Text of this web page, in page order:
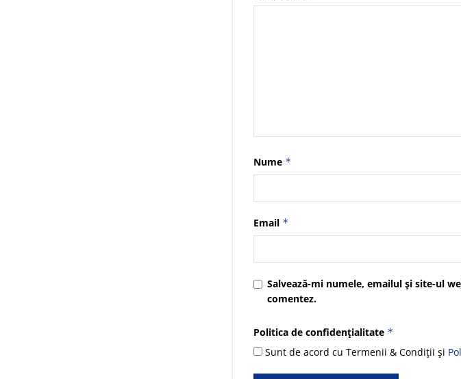
Nume *
Email *
Salvează-mi numele, emailul și site-ul
comentez.
Politica de confidențialitate *
Sunt de acord cu Termenii & Condiții și